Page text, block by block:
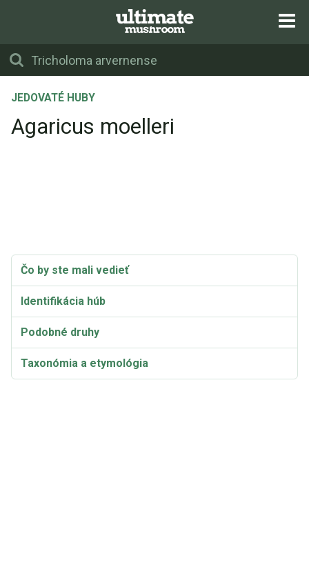
JEDOVATÉ HUBY
Agaricus moelleri
Čo by ste mali vedieť
Identifikácia húb
Podobné druhy
Taxonómia a etymológia